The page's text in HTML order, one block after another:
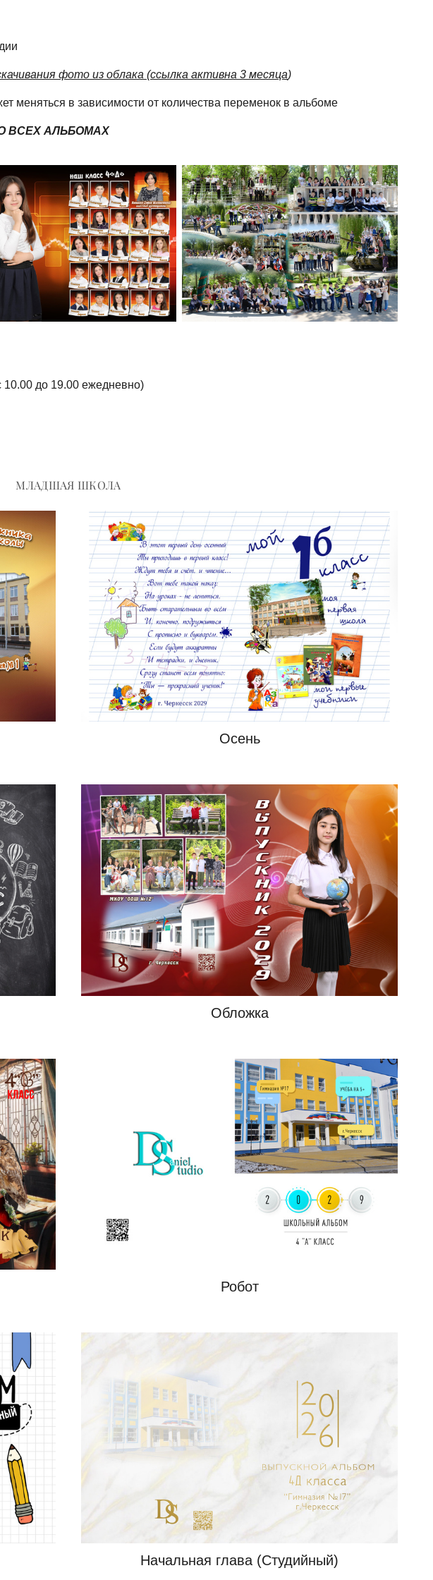
фото из облака (ссылка активна 3 месяца)
меняться в зависимости от количества переменок в альбоме
ВСЕХ АЛЬБОМАХ
до 19.00 ежедневно)
МЛАДШАЯ ШКОЛА
Осень
Обложка
Робот
Начальная глава (Студийный)